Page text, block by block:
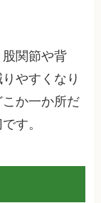
関節や背
やすくなり
か一か所だ
す。